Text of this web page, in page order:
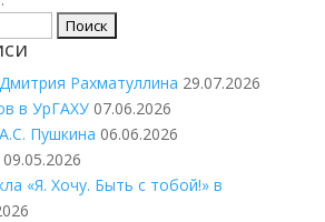
Рахматуллина 29.07.2026
в УрГАХУ 07.06.2026
Пушкина 06.06.2026
09.05.2026
«Я. Хочу. Быть с тобой!» в